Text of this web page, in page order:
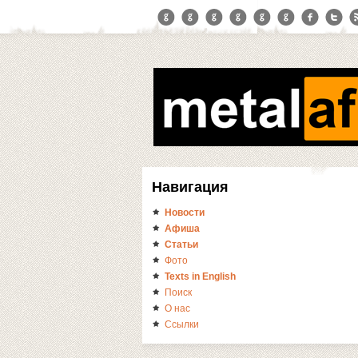
Навигация
Новости
Афиша
Статьи
Фото
Texts in English
Поиск
О нас
Ссылки